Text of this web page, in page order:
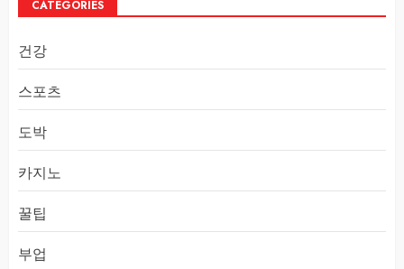
CATEGORIES
건강
스포츠
도박
카지노
꿀팁
부업